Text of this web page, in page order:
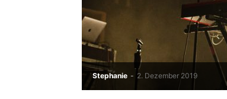
Stephanie - 2. Dezember 2019